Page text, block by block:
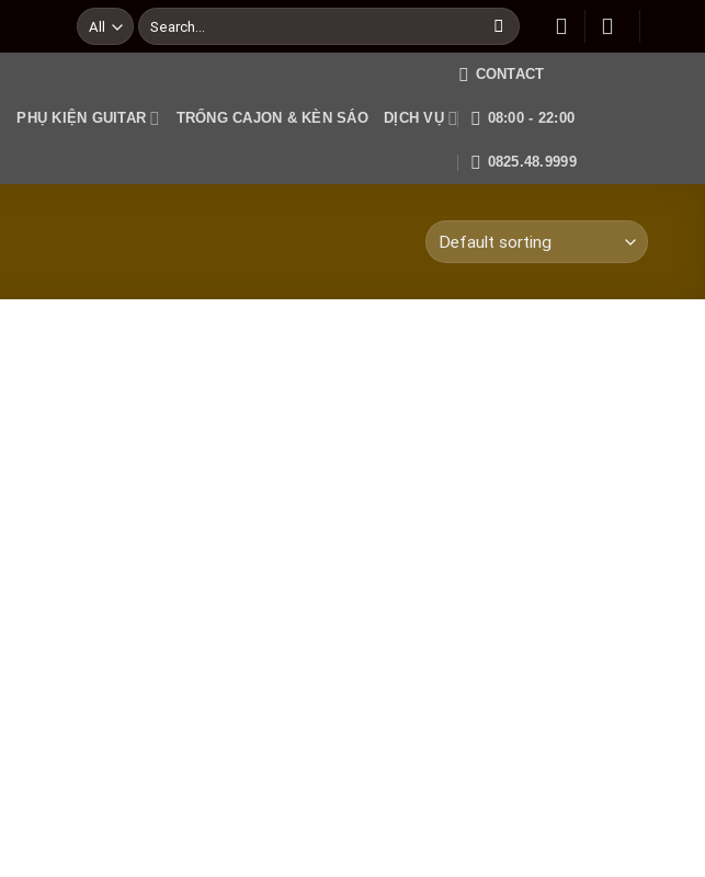
Search
for:
PHỤ KIỆN GUITAR TRỐNG CAJON & KÈN SÁO DỊCH VỤ
CONTACT
08:00 - 22:00
0825.48.9999